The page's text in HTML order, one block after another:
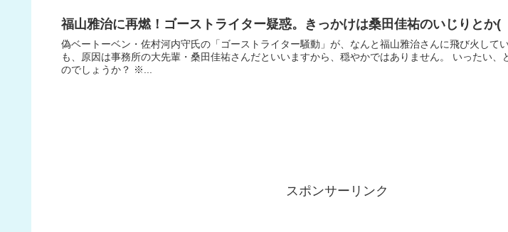
福山雅治に再燃！ゴーストライター疑惑。きっかけは桑田佳祐のいじりとか(
偽ベートーベン・佐村河内守氏の「ゴーストライター騒動」が、なんと福山雅治さんに飛び火して
も、原因は事務所の大先輩・桑田佳祐さんだといいますから、穏やかではありません。 いったい、
のでしょうか？ ※...
スポンサーリンク